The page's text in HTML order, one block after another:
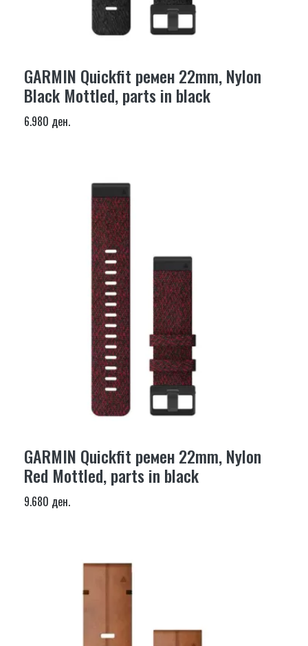
GARMIN Quickfit ремен 22mm, Nylon
Black Mottled, parts in black
6.980 ден.
GARMIN Quickfit ремен 22mm, Nylon
Red Mottled, parts in black
9.680 ден.